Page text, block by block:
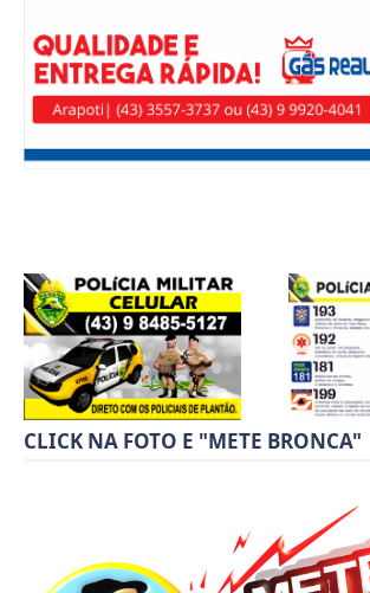
CLICK NA FOTO E "METE BRONCA"